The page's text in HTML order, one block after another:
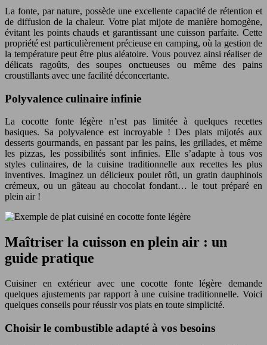
La fonte, par nature, possède une excellente capacité de rétention et
de diffusion de la chaleur. Votre plat mijote de manière homogène,
évitant les points chauds et garantissant une cuisson parfaite. Cette
propriété est particulièrement précieuse en camping, où la gestion de
la température peut être plus aléatoire. Vous pouvez ainsi réaliser de
délicats ragoûts, des soupes onctueuses ou même des pains
croustillants avec une facilité déconcertante.
Polyvalence culinaire infinie
La cocotte fonte légère n’est pas limitée à quelques recettes
basiques. Sa polyvalence est incroyable ! Des plats mijotés aux
desserts gourmands, en passant par les pains, les grillades, et même
les pizzas, les possibilités sont infinies. Elle s’adapte à tous vos
styles culinaires, de la cuisine traditionnelle aux recettes les plus
inventives. Imaginez un délicieux poulet rôti, un gratin dauphinois
crémeux, ou un gâteau au chocolat fondant… le tout préparé en
plein air !
Maîtriser la cuisson en plein air : un
guide pratique
Cuisiner en extérieur avec une cocotte fonte légère demande
quelques ajustements par rapport à une cuisine traditionnelle. Voici
quelques conseils pour réussir vos plats en toute simplicité.
Choisir le combustible adapté à vos besoins